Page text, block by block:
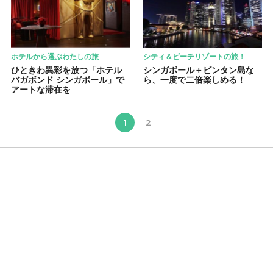
ホテルから選ぶわたしの旅
ひときわ異彩を放つ「ホテル
バガボンド シンガポール」で
アートな滞在を
シティ＆ビーチリゾートの旅！
シンガポール＋ビンタン島な
ら、一度で二倍楽しめる！
1 2